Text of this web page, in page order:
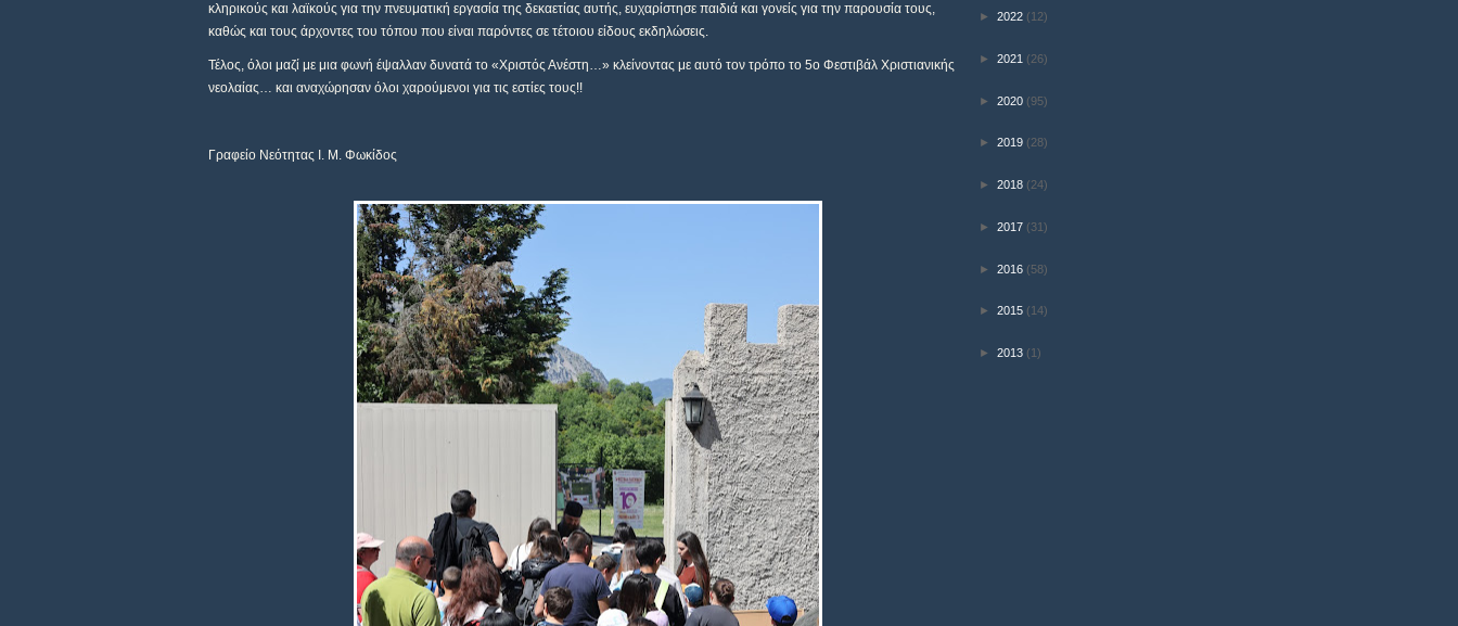
κληρικούς και λαϊκούς για την πνευματική εργασία της δεκαετίας αυτής, ευχαρίστησε παιδιά και γονείς για την παρουσία τους,
καθώς και τους άρχοντες του τόπου που είναι παρόντες σε τέτοιου είδους εκδηλώσεις.
Τέλος, όλοι μαζί με μια φωνή έψαλλαν δυνατά το «Χριστός Ανέστη…» κλείνοντας με αυτό τον τρόπο το 5ο Φεστιβάλ Χριστιανικής
νεολαίας… και αναχώρησαν όλοι χαρούμενοι για τις εστίες τους!!
Γραφείο Νεότητας Ι. Μ. Φωκίδος
► 2022 (12)
► 2021 (26)
► 2020 (95)
► 2019 (28)
► 2018 (24)
► 2017 (31)
► 2016 (58)
► 2015 (14)
► 2013 (1)